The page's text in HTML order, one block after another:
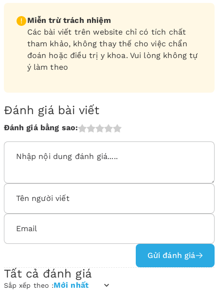
Miễn trừ trách nhiệm
Các bài viết trên website chỉ có tích chất
tham khảo, không thay thế cho việc chẩn
đoán hoặc điều trị y khoa. Vui lòng không tự
ý làm theo
Đánh giá bài viết
Đánh giá bằng sao:
Gửi đánh giá
Tất cả đánh giá
Sắp xếp theo :Mới nhất